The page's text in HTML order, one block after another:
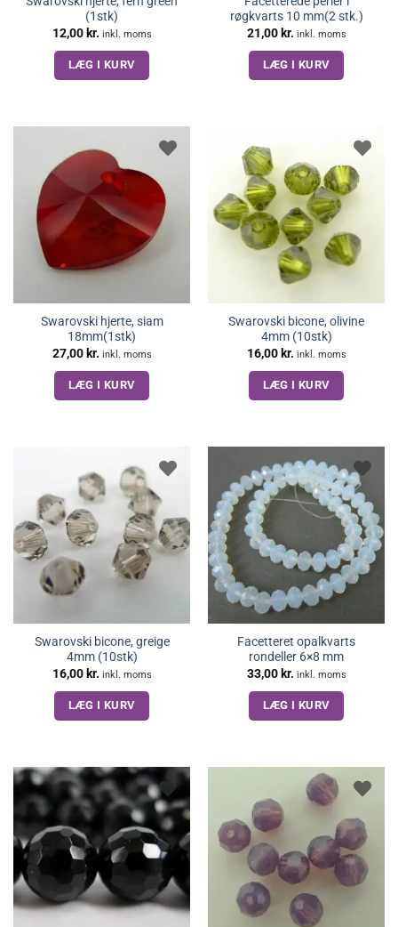
(1stk)
12,00 kr. inkl. moms
LÆG I KURV
røgkvarts 10 mm(2 stk.)
21,00 kr. inkl. moms
LÆG I KURV
Swarovski hjerte, siam
18mm(1stk)
27,00 kr. inkl. moms
LÆG I KURV
Swarovski bicone, olivine
4mm (10stk)
16,00 kr. inkl. moms
LÆG I KURV
Swarovski bicone, greige
4mm (10stk)
16,00 kr. inkl. moms
LÆG I KURV
Facetteret opalkvarts
rondeller 6×8 mm
33,00 kr. inkl. moms
LÆG I KURV